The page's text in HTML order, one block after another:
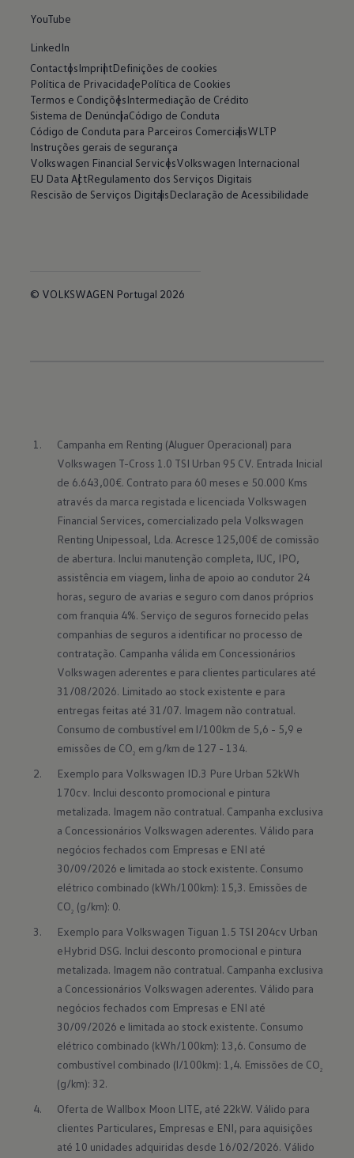
YouTube
LinkedIn
ContactosImprintDefinições de cookies
Política de PrivacidadePolítica de Cookies
Termos e CondiçõesIntermediação de Crédito
Sistema de DenúnciaCódigo de Conduta
Código de Conduta para Parceiros ComerciaisWLTP
Instruções gerais de segurança
Volkswagen Financial ServicesVolkswagen Internacional
EU Data ActRegulamento dos Serviços Digitais
Rescisão de Serviços DigitaisDeclaração de Acessibilidade
© VOLKSWAGEN Portugal 2026
Campanha em Renting (Aluguer Operacional) para
Volkswagen T-Cross 1.0 TSI Urban 95 CV. Entrada Inicial
de 6.643,00€. Contrato para 60 meses e 50.000 Kms
através da marca registada e licenciada Volkswagen
Financial Services, comercializado pela Volkswagen
Renting Unipessoal, Lda. Acresce 125,00€ de comissão
de abertura. Inclui manutenção completa, IUC, IPO,
assistência em viagem, linha de apoio ao condutor 24
horas, seguro de avarias e seguro com danos próprios
com franquia 4%. Serviço de seguros fornecido pelas
companhias de seguros a identificar no processo de
contratação. Campanha válida em Concessionários
Volkswagen aderentes e para clientes particulares até
31/08/2026. Limitado ao stock existente e para
entregas feitas até 31/07. Imagem não contratual.
Consumo de combustível em l/100km de 5,6 - 5,9 e
emissões de CO2 em g/km de 127 - 134.
Exemplo para Volkswagen ID.3 Pure Urban 52kWh
170cv. Inclui desconto promocional e pintura
metalizada. Imagem não contratual. Campanha exclusiva
a Concessionários Volkswagen aderentes. Válido para
negócios fechados com Empresas e ENI até
30/09/2026 e limitada ao stock existente. Consumo
elétrico combinado (kWh/100km): 15,3. Emissões de
CO2 (g/km): 0.
Exemplo para Volkswagen Tiguan 1.5 TSI 204cv Urban
eHybrid DSG. Inclui desconto promocional e pintura
metalizada. Imagem não contratual. Campanha exclusiva
a Concessionários Volkswagen aderentes. Válido para
negócios fechados com Empresas e ENI até
30/09/2026 e limitada ao stock existente. Consumo
elétrico combinado (kWh/100km): 13,6. Consumo de
combustível combinado (l/100km): 1,4. Emissões de CO2
(g/km): 32.
Oferta de Wallbox Moon LITE, até 22kW. Válido para
clientes Particulares, Empresas e ENI, para aquisições
até 10 unidades adquiridas desde 16/02/2026. Válido